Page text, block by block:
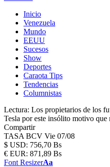
Inicio
Venezuela
Mundo
EEUU
Sucesos
Show
Deportes
Caraota Tips
Tendencias
Columnistas
Lectura: Los propietarios de los
Tesla por este insólito motivo que
Compartir
TASA BCV Vie 07/08
$ USD: 756,70 Bs
€ EUR: 871,89 Bs
Font ResizerAa